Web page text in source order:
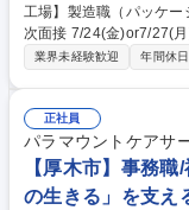
工場】製造職（パッケージ）
次面接 7/24(金)or7/27(
同等の充実した福利厚
のパッケージ製造/包装
業など）・品質向上、安
み 【キャリア】将来的
(生産設備の新規導入･
チャレンジも可能 募集職種 11/1入社【兵庫 飲料工場】製造職（パッケー
業界未経験歓迎 年間休
正社員
パラマウントケアサ
【厚木市】事務
の生きる」を支え